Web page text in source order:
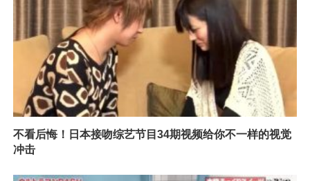
不看后悔！日本接吻综艺节目34期视频给你不一样的视觉
冲击